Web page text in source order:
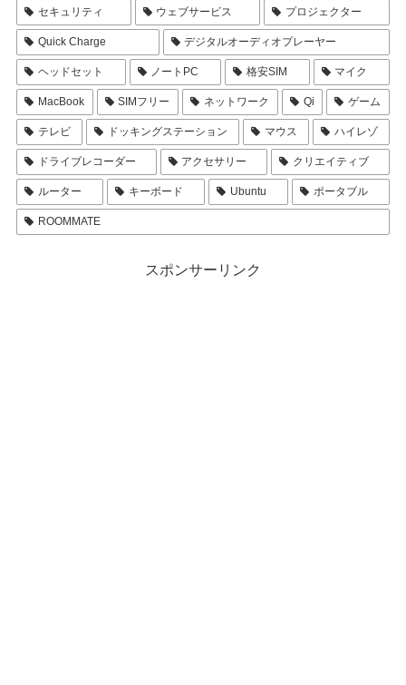
セキュリティ ウェブサービス プロジェクター
Quick Charge デジタルオーディオプレーヤー
ヘッドセット ノートPC 格安SIM マイク
MacBook SIMフリー ネットワーク Qi ゲーム
テレビ ドッキングステーション マウス ハイレゾ
ドライブレコーダー アクセサリー クリエイティブ
ルーター キーボード Ubuntu ポータブル
ROOMMATE
スポンサーリンク